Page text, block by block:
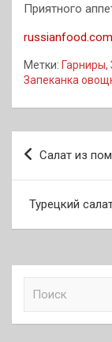
Приятного
russianfood.com
Метки: Гарниры,
Запеканка
Навигация
Салат из
Турецкий